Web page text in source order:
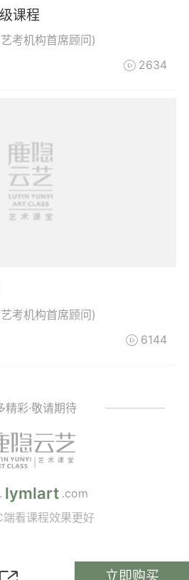
课程
考机构首席顾问)
 2634
考机构首席顾问)
 6144
精彩·敬请期待
lymlart .com
端看课程效果更好
立即购买